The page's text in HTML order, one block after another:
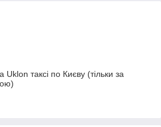
таксі по Києву (тільки за